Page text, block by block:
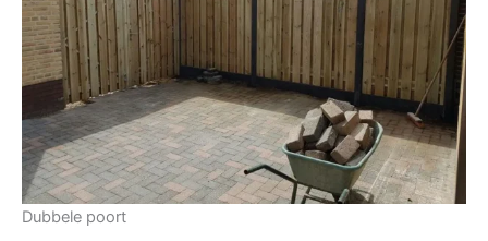
Dubbele poort